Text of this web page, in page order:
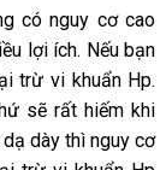
có nguy cơ cao
lợi ích. Nếu bạn
trừ vi khuẩn Hp.
sẽ rất hiếm khi
dày thì nguy cơ